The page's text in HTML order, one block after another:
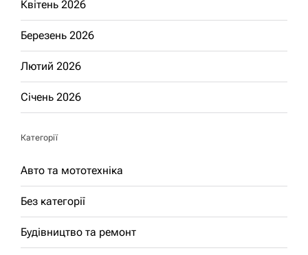
Квітень 2026
Березень 2026
Лютий 2026
Січень 2026
Категорії
Авто та мототехніка
Без категорії
Будівництво та ремонт